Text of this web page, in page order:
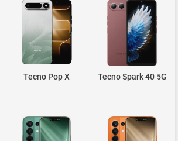
Tecno Pop X Tecno Spark 40 5G